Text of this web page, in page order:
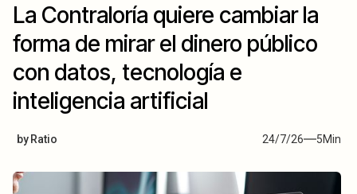
La Contraloría quiere cambiar la
forma de mirar el dinero público
con datos, tecnología e
inteligencia artificial
by Ratio 24/7/26 5Min